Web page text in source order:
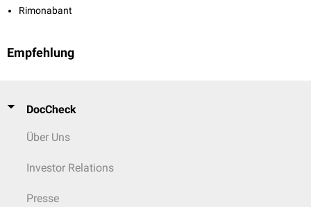
Rimonabant
Empfehlung
DocCheck
Über Uns
Investor Relations
Presse